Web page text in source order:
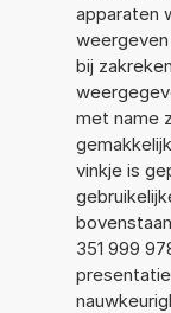
apparaten
bij
met name
vinkje is
351 999